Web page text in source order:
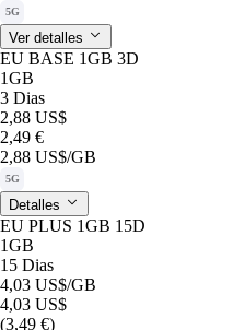
5G
Ver detalles
EU BASE 1GB 3D
1GB
3 Dias
2,88 US$
2,49 €
2,88 US$/GB
5G
Detalles
EU PLUS 1GB 15D
1GB
15 Dias
4,03 US$/GB
4,03 US$
(3,49 €)